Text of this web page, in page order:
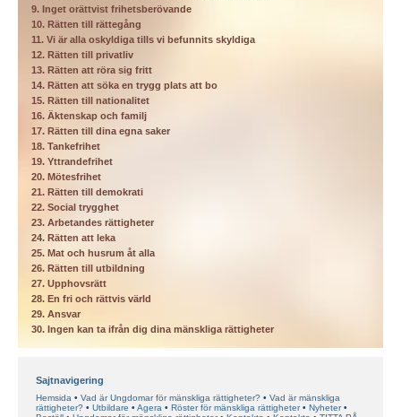
9. Inget orättvist frihetsberövande
10. Rätten till rättegång
11. Vi är alla oskyldiga tills vi befunnits skyldiga
12. Rätten till privatliv
13. Rätten att röra sig fritt
14. Rätten att söka en trygg plats att bo
15. Rätten till nationalitet
16. Äktenskap och familj
17. Rätten till dina egna saker
18. Tankefrihet
19. Yttrandefrihet
20. Mötesfrihet
21. Rätten till demokrati
22. Social trygghet
23. Arbetandes rättigheter
24. Rätten att leka
25. Mat och husrum åt alla
26. Rätten till utbildning
27. Upphovsrätt
28. En fri och rättvis värld
29. Ansvar
30. Ingen kan ta ifrån dig dina mänskliga rättigheter
Sajtnavigering
Hemsida Vad är Ungdomar för mänskliga rättigheter?
Vad är mänskliga
rättigheter?
Utbildare Agera Röster för mänskliga rättigheter
Nyheter